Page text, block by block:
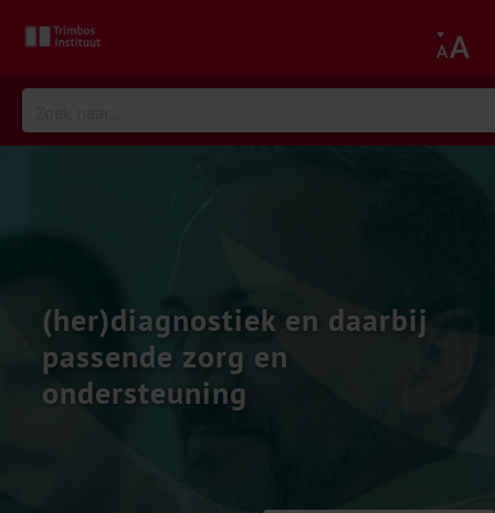
(her)diagnostiek en daarbij
passende zorg en
ondersteuning